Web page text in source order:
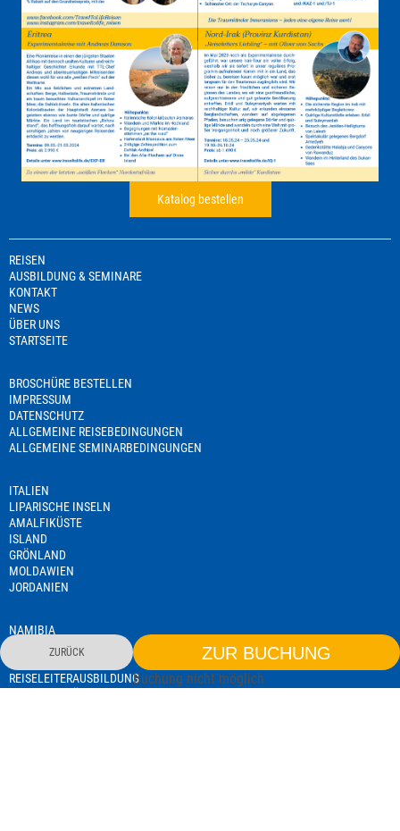
ZURÜCK ZUR BUCHUNG
Buchung nicht möglich
Katalog bestellen
REISEN
AUSBILDUNG & SEMINARE
KONTAKT
NEWS
ÜBER UNS
STARTSEITE
BROSCHÜRE BESTELLEN
IMPRESSUM
DATENSCHUTZ
ALLGEMEINE REISEBEDINGUNGEN
ALLGEMEINE SEMINARBEDINGUNGEN
ITALIEN
LIPARISCHE INSELN
AMALFIKÜSTE
ISLAND
GRÖNLAND
MOLDAWIEN
JORDANIEN
NAMIBIA
TANSANIA
REISELEITERAUSBILDUNG